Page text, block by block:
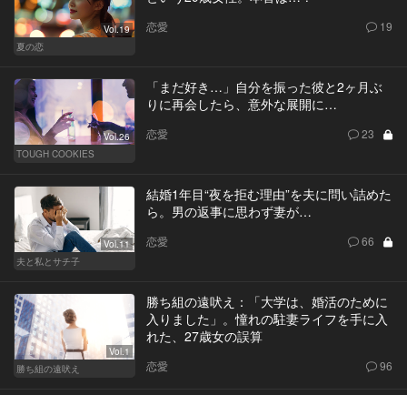
Vol.19
夏の恋
恋愛 19
Vol.26
TOUGH COOKIES
「まだ好き…」自分を振った彼と2ヶ月ぶ
りに再会したら、意外な展開に…
恋愛 23
Vol.11
夫と私とサチ子
結婚1年目“夜を拒む理由”を夫に問い詰めた
ら。男の返事に思わず妻が…
恋愛 66
Vol.1
勝ち組の遠吠え
勝ち組の遠吠え：「大学は、婚活のために
入りました」。憧れの駐妻ライフを手に入
れた、27歳女の誤算
恋愛 96